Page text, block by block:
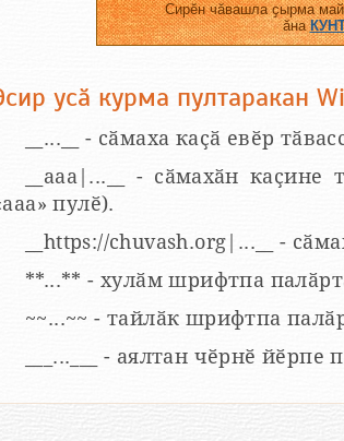
Сирӗн чӑвашла ҫырма май
ӑна
усӑ курма пултаракан
__...__ - сӑмаха каҫӑ евӗр
__aaa|...__ - сӑмахӑн
пулӗ).
__https://chuvash.org|...__ -
**...** - хулӑм шрифтпа
~~...~~ - тайлӑк шрифтпа
___...___ - аялтан чӗрнӗ йӗрпе